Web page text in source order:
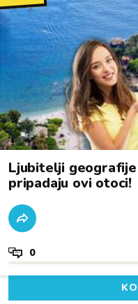
Ljubitelji
pripadaju ovi otoci!
0